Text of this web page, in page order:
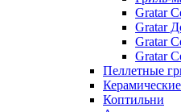
Gratar
Gratar
Gratar
Gratar
Пеллетные
Коптильни